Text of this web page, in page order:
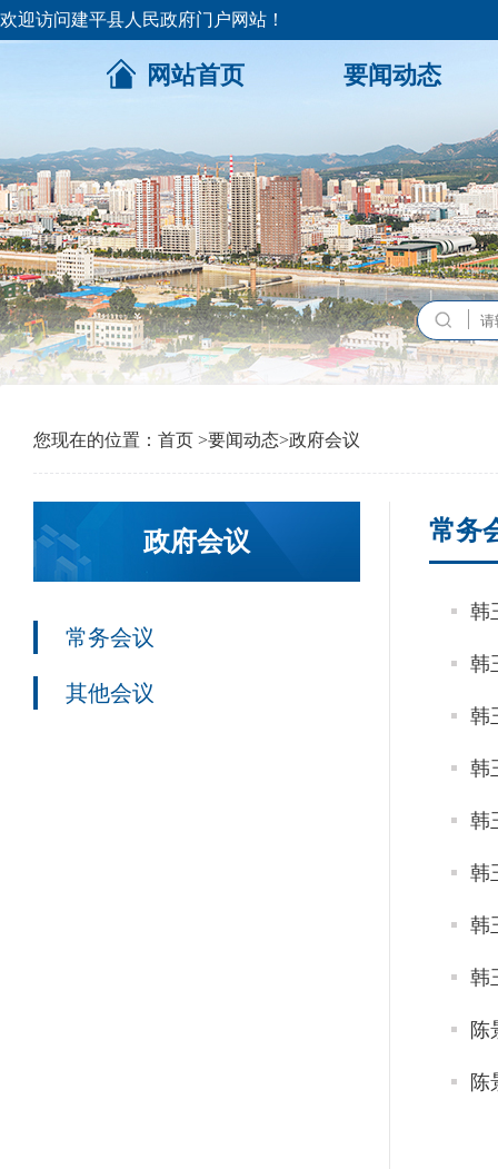
欢迎访问建平县人民政府门户网站！
网站首页 要闻动态
您现在的位置： 首页 >要闻动态>政府会议
政府会议
常务会议
其他会议
常务
韩
韩
韩
韩
韩
韩
韩
韩
陈
陈